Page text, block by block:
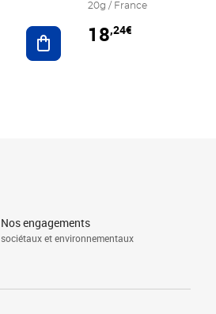
Ajouter au panier
20g / France
18,24€
Nos engagements
sociétaux et environnementaux